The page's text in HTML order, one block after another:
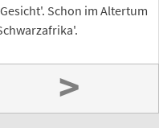
Schon im Altertum
>